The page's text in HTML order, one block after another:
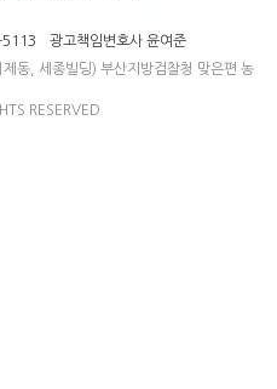
5113
광고책임변호사 윤여준
동, 세종빌딩) 부산지방검찰청 맞은편 농
RESERVED